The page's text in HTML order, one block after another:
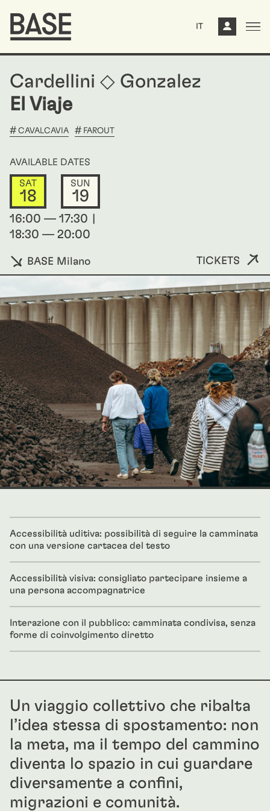
IT
Cardellini ◇ Gonzalez
El Viaje
CAVALCAVIA FAROUT
AVAILABLE DATES
SAT
18
SUN
19
16:00 — 17:30
18:30 — 20:00
BASE Milano TICKETS
Accessibilità uditiva: possibilità di seguire la camminata
con una versione cartacea del testo
Accessibilità visiva: consigliato partecipare insieme a
una persona accompagnatrice
Interazione con il pubblico: camminata condivisa, senza
forme di coinvolgimento diretto
Un viaggio collettivo che ribalta
l’idea stessa di spostamento: non
la meta, ma il tempo del cammino
diventa lo spazio in cui guardare
diversamente a confini,
migrazioni e comunità.